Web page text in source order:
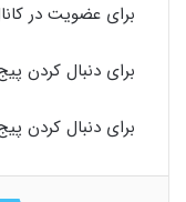
برای عضویت در
برای دنبال کردن
برای دنبال کردن